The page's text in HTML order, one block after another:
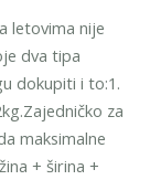
letovima nije
dva tipa
dokupiti i to:1.
Zajedničko za
maksimalne
+ širina +